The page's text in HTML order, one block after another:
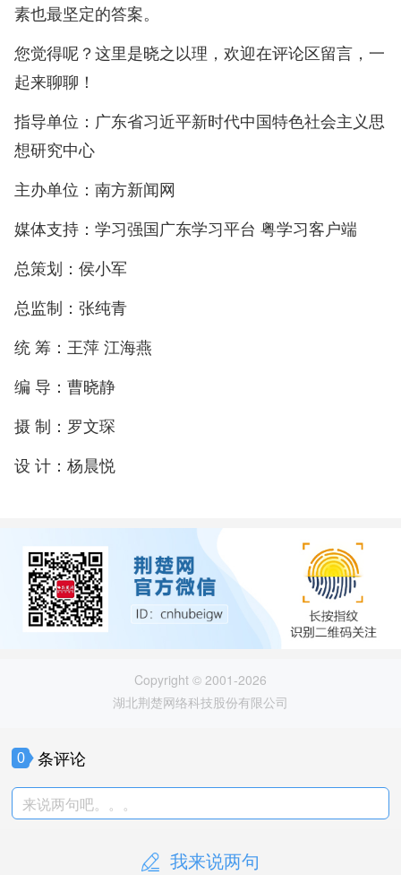
素也最坚定的答案。
您觉得呢？这里是晓之以理，欢迎在评论区留言，一
起来聊聊！
指导单位：广东省习近平新时代中国特色社会主义思
想研究中心
主办单位：南方新闻网
媒体支持：学习强国广东学习平台 粤学习客户端
总策划：侯小军
总监制：张纯青
统 筹：王萍 江海燕
编 导：曹晓静
摄 制：罗文琛
设 计：杨晨悦
Copyright © 2001-2026
湖北荆楚网络科技股份有限公司
0 条评论
来说两句吧。。。
我来说两句